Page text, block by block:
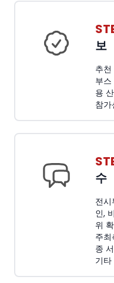
보
추
부
용
참
수
전
인,
위
주
종
기